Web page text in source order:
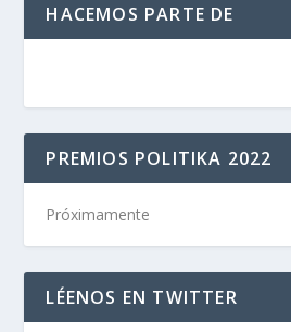
HACEMOS PARTE DE
PREMIOS POLITIKA 2022
Próximamente
LÉENOS EN TWITTER